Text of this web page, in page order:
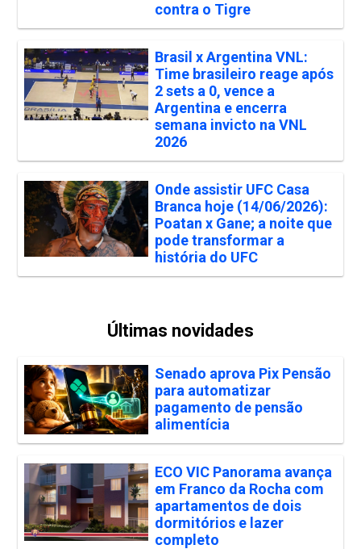
contra o Tigre
Brasil x Argentina VNL:
Time brasileiro reage após
2 sets a 0, vence a
Argentina e encerra
semana invicto na VNL
2026
Onde assistir UFC Casa
Branca hoje (14/06/2026):
Poatan x Gane; a noite que
pode transformar a
história do UFC
Últimas novidades
Senado aprova Pix Pensão
para automatizar
pagamento de pensão
alimentícia
ECO VIC Panorama avança
em Franco da Rocha com
apartamentos de dois
dormitórios e lazer
completo